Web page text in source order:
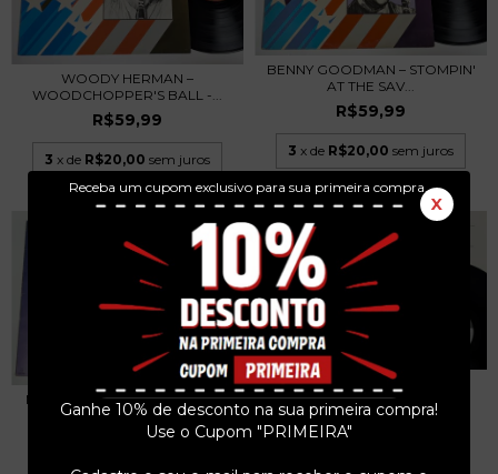
Receba um cupom exclusivo para sua primeira compra.
X
Ganhe 10% de desconto na sua primeira compra!
Use o Cupom "PRIMEIRA"
WOODY HERMAN –
WOODCHOPPER'S BALL -...
R$59,99
3 x de R$20,00 sem juros
BENNY GOODMAN – STOMPIN'
AT THE SAV...
R$59,99
3 x de R$20,00 sem juros
NOVA VIDA INTERNACIONAL -
LP NOVELA 1989
R$39,99
VANIA BASTOS - S/T - LP 1990
R$59,99